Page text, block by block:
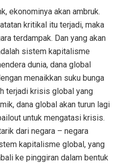
ekonominya akan ambruk.
kritikal itu terjadi, maka
terdampak. Dan yang akan
sistem kapitalisme
dunia, dana global
menaikkan suku bunga
terjadi krisis global yang
dana global akan turun lagi
untuk mengatasi krisis.
dari negara – negara
kapitalisme global, yang
ke pinggiran dalam bentuk